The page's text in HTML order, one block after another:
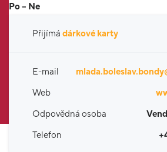
Po – Ne
Přijímá dárkové karty
E-mail
Web
Odpovědná osoba
Telefon